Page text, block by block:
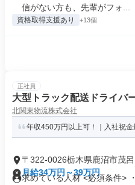
信がない方も、先輩がフォ...
資格取得支援あり +13個
正社員
大型トラック配送ドライバ
北関東物流株式会社
年収450万円以上可！｜入社祝
〒322-0026栃木県鹿沼市茂呂
月給34万円～39万円
求めている人材 <必須条件>